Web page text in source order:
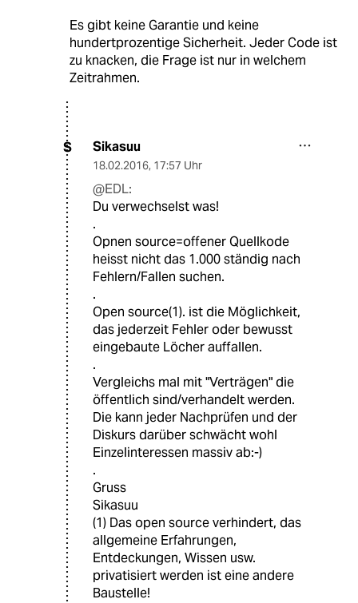
Es gibt keine Garantie und keine
hundertprozentige Sicherheit. Jeder Code ist
zu knacken, die Frage ist nur in welchem
Zeitrahmen.
S Sikasuu
18.02.2016, 17:57 Uhr
@EDL:
Du verwechselst was!
.
Opnen source=offener Quellkode
heisst nicht das 1.000 ständig nach
Fehlern/Fallen suchen.
.
Open source(1). ist die Möglichkeit,
das jederzeit Fehler oder bewusst
eingebaute Löcher auffallen.
.
Vergleichs mal mit "Verträgen" die
öffentlich sind/verhandelt werden.
Die kann jeder Nachprüfen und der
Diskurs darüber schwächt wohl
Einzelinteressen massiv ab:-)
.
Gruss
Sikasuu
(1) Das open source verhindert, das
allgemeine Erfahrungen,
Entdeckungen, Wissen usw.
privatisiert werden ist eine andere
Baustelle!